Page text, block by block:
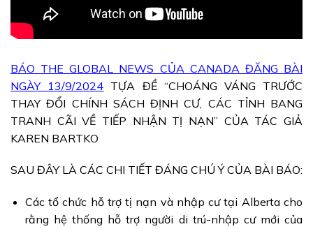
BÁO THE GLOBAL NEWS CỦA CANADA ĐĂNG BÀI
NGÀY 13/9/2024 TỰA ĐỀ “CHOÁNG VÁNG TRƯỚC
THAY ĐỔI CHÍNH SÁCH ĐỊNH CƯ, CÁC TỈNH BANG
TRANH CÃI VỀ TIẾP NHẬN TỊ NẠN” CỦA TÁC GIẢ
KAREN BARTKO
SAU ĐÂY LÀ CÁC CHI TIẾT ĐÁNG CHÚ Ý CỦA BÀI BÁO:
Các tổ chức hỗ trợ tị nạn và nhập cư tại Alberta cho
rằng hệ thống hỗ trợ người di trú-nhập cư mới của